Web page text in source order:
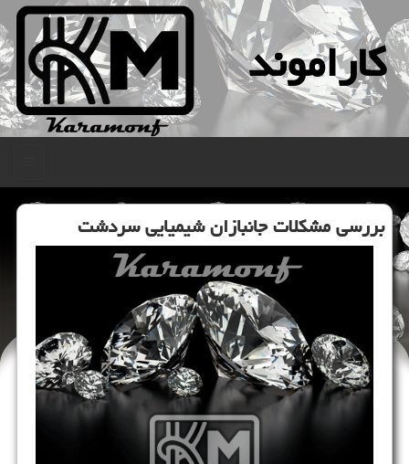
كاراموند
بررسی مشكلات جانبازان شیمیایی سردشت